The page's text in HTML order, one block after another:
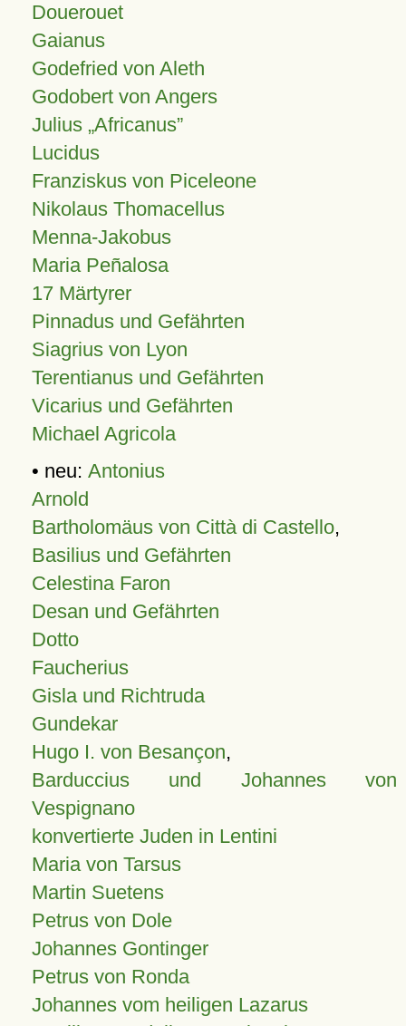
Douerouet
Gaianus
Godefried von Aleth
Godobert von Angers
Julius Africanus
Lucidus
Franziskus von Piceleone
Nikolaus Thomacellus
Menna-Jakobus
Maria Peñalosa
17 Märtyrer
Pinnadus und Gefährten
Siagrius von Lyon
Terentianus und Gefährten
Vicarius und Gefährten
Michael Agricola
• neu: Antonius
Arnold
Bartholomäus von Città di Castello,
Basilius und Gefährten
Celestina Faron
Desan und Gefährten
Dotto
Faucherius
Gisla und Richtruda
Gundekar
Hugo I. von Besançon,
Barduccius und Johannes von
Vespignano
konvertierte Juden in Lentini
Maria von Tarsus
Martin Suetens
Petrus von Dole
Johannes Gontinger
Petrus von Ronda
Johannes vom heiligen Lazarus